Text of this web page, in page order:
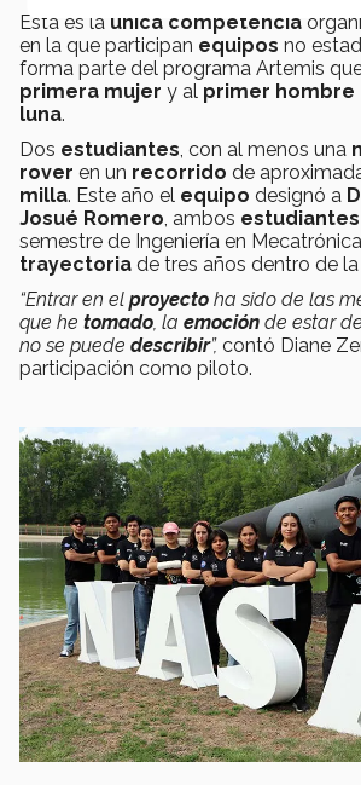
Esta es la única competencia
en la que participan equipos no
forma parte del programa Artemis
primera mujer y al primer hombre
luna.
Dos estudiantes , con al menos una
rover en un recorrido de
milla. Este año el equipo designó a
Josué Romero , ambos estudiantes
semestre de Ingeniería en
trayectoria de tres años dentro de
“Entrar en el proyecto ha sido de las
que he tomado , la emoción de estar
no se puede describir”, contó Diane
participación como piloto.